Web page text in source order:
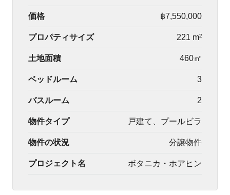
価格 ฿7,550,000
プロパティサイズ 221 m²
土地面積 460㎡
ベッドルーム 3
バスルーム 2
物件タイプ 戸建て、プールビラ
物件の状況 分譲物件
プロジェクト名 ボタニカ・ホアヒン